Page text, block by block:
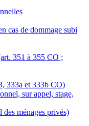
cas de dommage subi
351 à 355 CO ;
333a et 333b CO)
sur appel, stage,
ménages privés)